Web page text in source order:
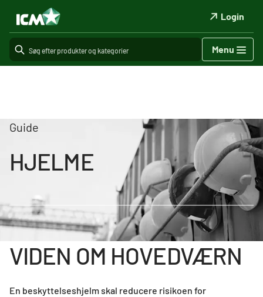
Login
Menu
Guide
HJELME
VIDEN OM HOVEDVÆRN
En beskyttelseshjelm skal reducere risikoen for